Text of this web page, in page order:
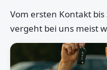
Vom ersten Kontakt
vergeht bei uns meist